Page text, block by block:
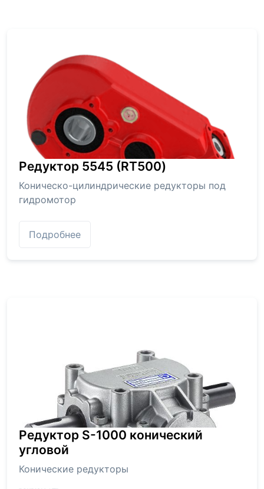
Редуктор 5545 (RT500)
Коническо-цилиндрические редукторы под
гидромотор
Подробнее
Редуктор S-1000 конический
угловой
Конические редукторы